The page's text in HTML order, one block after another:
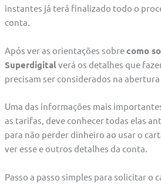
instantes já terá finalizado todo o
conta.
Após ver as orientações sobrecomo
Superdigitalverá os detalhes que
precisam ser considerados na
Uma das informações mais
as tarifas, deve conhecer todas elas
para não perder dinheiro ao usar o
ver esse e outros detalhes da conta.
Passo a passo simples para solicitar o